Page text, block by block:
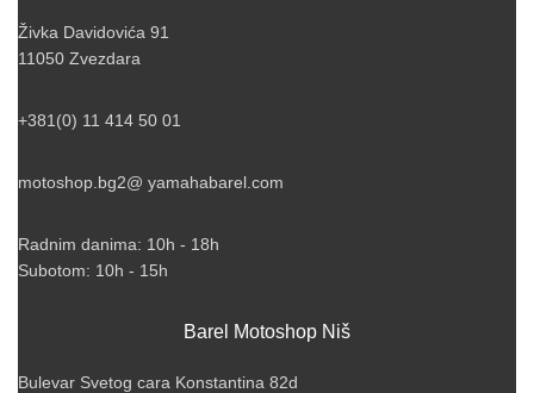
Živka Davidovića 91
11050 Zvezdara
+381(0) 11 414 50 01
motoshop.bg2@ yamahabarel.com
Radnim danima: 10h - 18h
Subotom: 10h - 15h
Barel Motoshop Niš
Bulevar Svetog cara Konstantina 82d